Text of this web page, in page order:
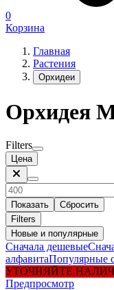
0
Корзина
Главная
Растения
Орхидеи
Орхидея
Filters
Цена
Показать
Сбросить
Filters
Новые и популярные
Сначала дешевые
алфавитаПопулярные
УТОЧНЯЙТЕ
Предпросмотр